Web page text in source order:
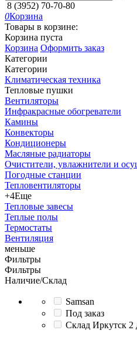
8 (3952) 70-70-80
0Корзина
Товары в корзине:
Корзина пуста
Корзина Оформить заказ
Категории
Категории
Климатическая техника
Тепловые пушки
Вентиляторы
Инфракрасные обогреватели
Камины
Конвекторы
Кондиционеры
Масляные радиаторы
Очистители, увлажнители и
Погодные станции
Тепловентиляторы
+4Еще
Тепловые завесы
Теплые полы
Термостаты
Вентиляция
меньше
Фильтры
Фильтры
Наличие/Склад
Samsan
Под заказ
Склад Иркутск 2